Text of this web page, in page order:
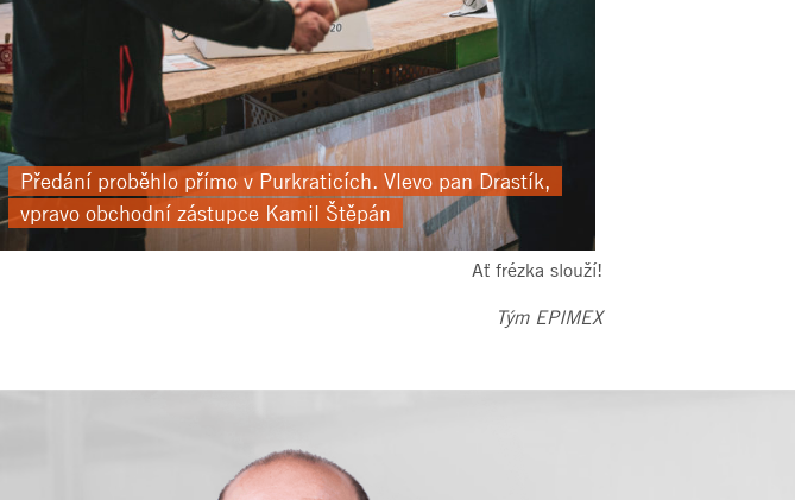
Předání proběhlo přímo v Purkraticích. Vlevo pan Drastík,
vpravo obchodní zástupce Kamil Štěpán
Ať frézka slouží!
Tým EPIMEX